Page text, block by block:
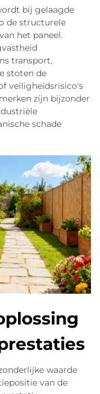
bij gelaagde
de structurele
het paneel.
transport,
stoten de
veiligheidsrisico's
zijn bijzonder
schade
waarde
van de